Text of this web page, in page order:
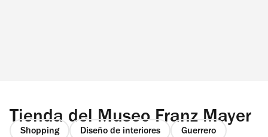
Tienda del Museo Franz Mayer
Shopping Diseño de interiores Guerrero